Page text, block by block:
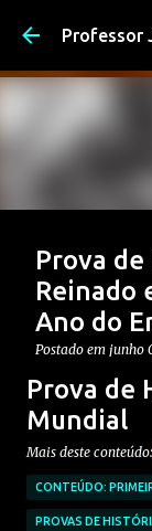
Professor
Postagem em
Prova
Reinado
Ano do
Postado em junho
CONTEÚDO:
CONTEÚDO:
PROVAS DE
0
Prova de
Mundial
Mais deste conteúdo:
CONTEÚDO:
PROVAS DE